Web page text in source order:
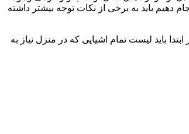
دهیم باید به برخی از نکات توجه بیشتر داشته
باید لیست تمام اشیایی که در منزل نیاز به